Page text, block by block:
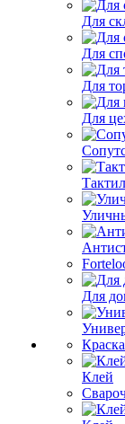
Для
Для
Для
Для
Для
Краска
Клей